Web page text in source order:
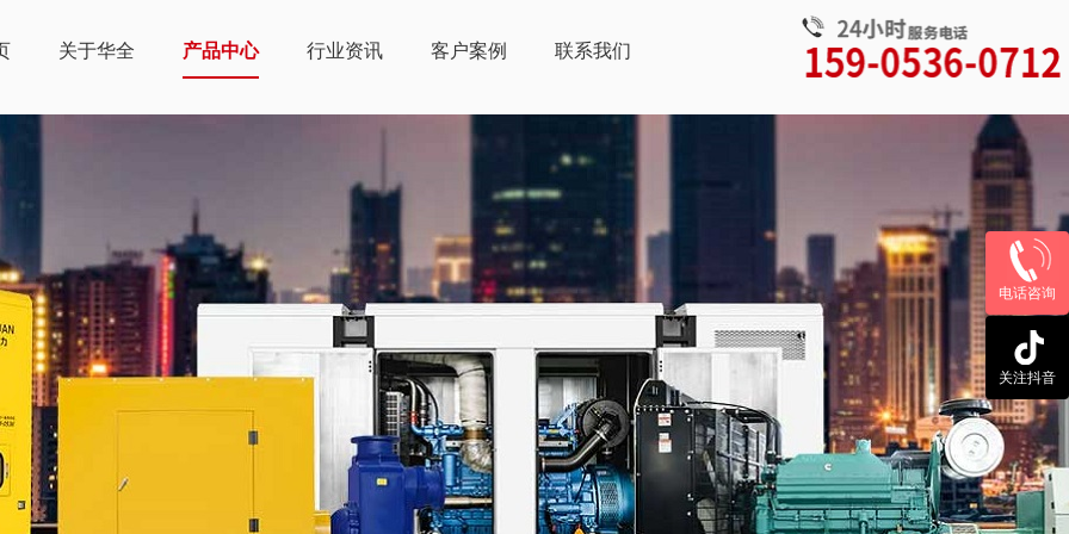
关于华全 产品中心 行业资讯 客户案例 联系我们
电话咨询
关注抖音